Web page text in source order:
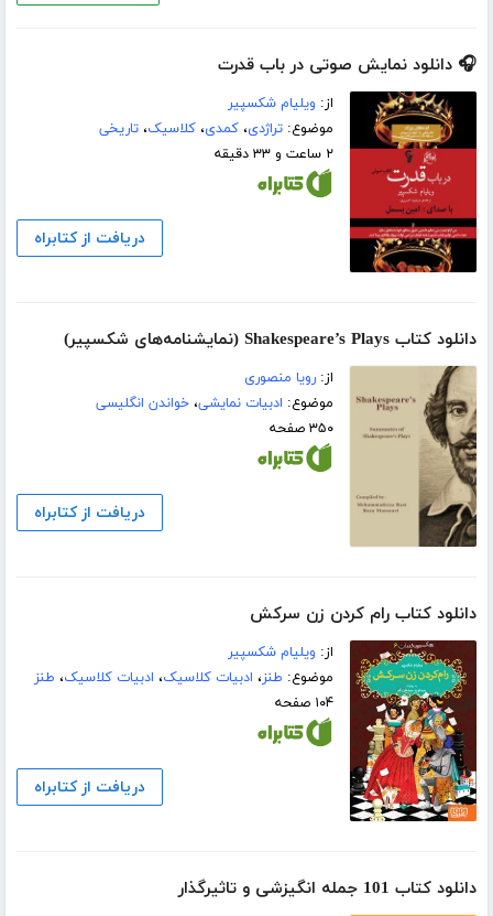
🎧 دانلود نمایش صوتی در باب قدرت
از: ویلیام شکسپیر
موضوع:تراژدی،کمدی،کلاسیک،تاریخی
۲ ساعت و ۳۳ دقیقه
دریافت از کتابراه
دانلود کتاب Shakespeare’s Plays (نمایشنامه‌های شکسپیر)
از:رویا منصوری
موضوع: ادبیات نمایشی،خواندن انگلیسی
۳۵۰ صفحه
دریافت از کتابراه
دانلود کتاب رام کردن زن سرکش
از: ویلیام شکسپیر
موضوع: طنز، ادبیات کلاسیک، ادبیات کلاسیک، طنز
۱۰۴ صفحه
دریافت از کتابراه
دانلود کتاب 101 جمله انگیزشی و تاثیرگذار